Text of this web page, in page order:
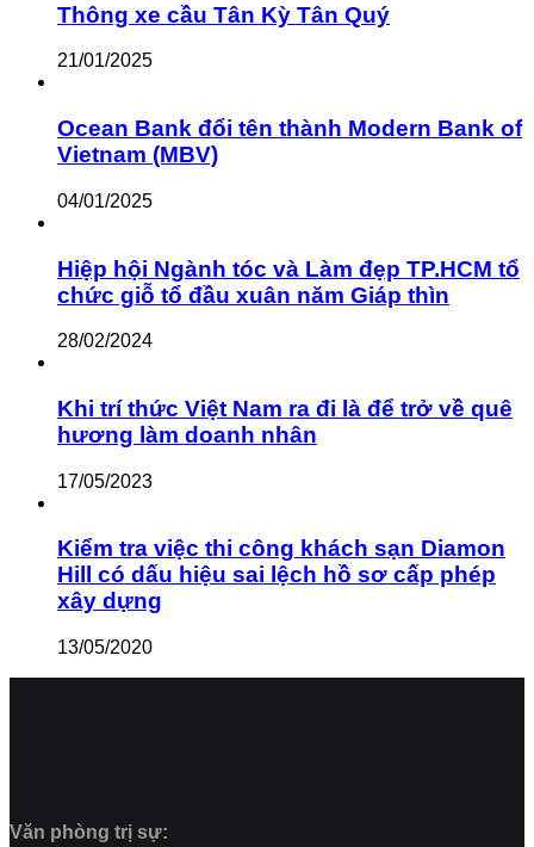
Thông xe cầu Tân Kỳ Tân Quý
21/01/2025
Ocean Bank đổi tên thành Modern Bank of
Vietnam (MBV)
04/01/2025
Hiệp hội Ngành tóc và Làm đẹp TP.HCM tổ
chức giỗ tổ đầu xuân năm Giáp thìn
28/02/2024
Khi trí thức Việt Nam ra đi là để trở về quê
hương làm doanh nhân
17/05/2023
Kiểm tra việc thi công khách sạn Diamon
Hill có dấu hiệu sai lệch hồ sơ cấp phép
xây dựng
13/05/2020
Văn phòng trị sự: